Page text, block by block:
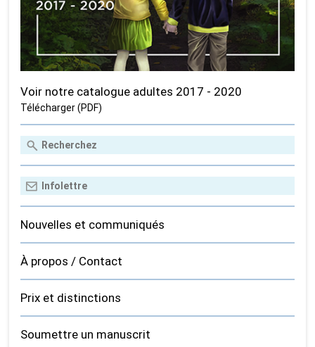
Voir notre catalogue adultes 2017 - 2020
Télécharger (PDF)
Nouvelles et communiqués
À propos / Contact
Prix et distinctions
Soumettre un manuscrit